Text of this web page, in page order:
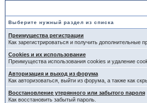
Выберите нужный раздел из списка
Преимущества регистрации
Как зарегистрироваться и получить дополнительные
Cookies и их использование
Преимущества использования cookies и удаление
Авторизация и выход из форума
Как авторизоваться, выйти из форума, а также как
Восстановление утерянного или забытого пароля
Как восстановить забытый пароль.